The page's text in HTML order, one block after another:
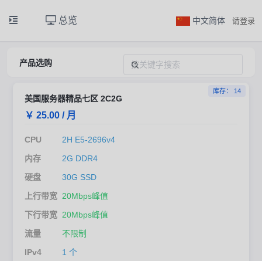
总览 中文简体 请登录
产品选购
库存： 14
美国服务器精品七区 2C2G
￥ 25.00 / 月
CPU
2H E5-2696v4
内存
2G DDR4
硬盘
30G SSD
上行带宽 20Mbps峰值
下行带宽 20Mbps峰值
流量
不限制
IPv4
1 个